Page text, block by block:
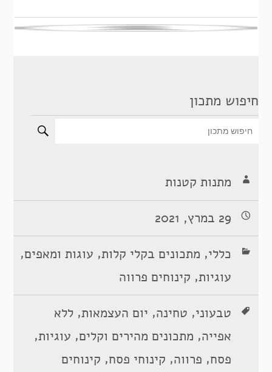
חיפוש מתכון
מתנות קטנות
29 במרץ, 2021
כללי, מתכונים בקלי קלות, עוגות ומאפים,
עוגיות, קינוחים פרווה
טבעוני, טחינה, יום העצמאות,ללא
אפייה, מתכונים מהירים וקלים, עוגיות,
פסח, פרווה, קינוחי פסח, קינוחים